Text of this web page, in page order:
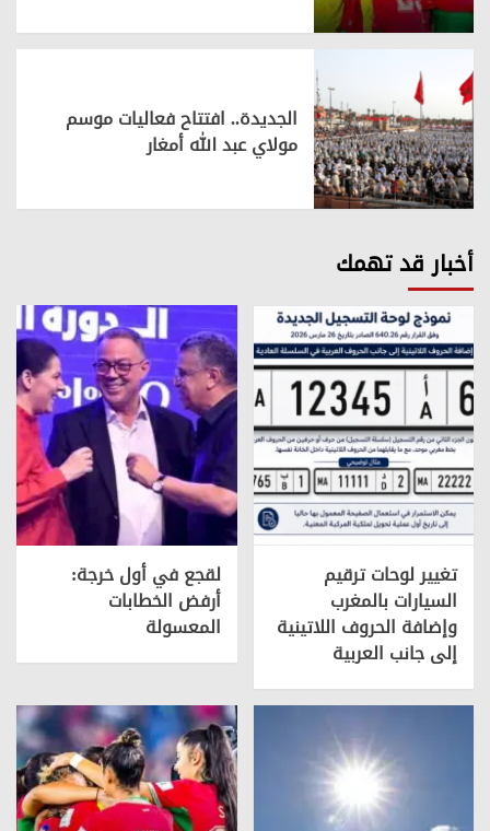
الجديدة.. افتتاح فعاليات موسم
مولاي عبد الله أمغار
أخبار قد تهمك
تغيير لوحات ترقيم
السيارات بالمغرب
وإضافة الحروف اللاتينية
إلى جانب العربية
لقجع في أول خرجة:
أرفض الخطابات
المعسولة